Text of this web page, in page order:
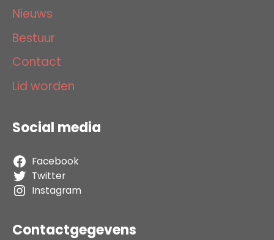
Nieuws
Bestuur
Contact
Lid worden
Social media
Facebook
Twitter
Instagram
Contactgegevens